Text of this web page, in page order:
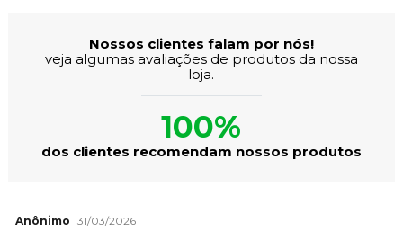
Nossos clientes falam por nós!
veja algumas avaliações de produtos da nossa
loja.
100%
dos clientes recomendam nossos produtos
Anônimo 31/03/2026